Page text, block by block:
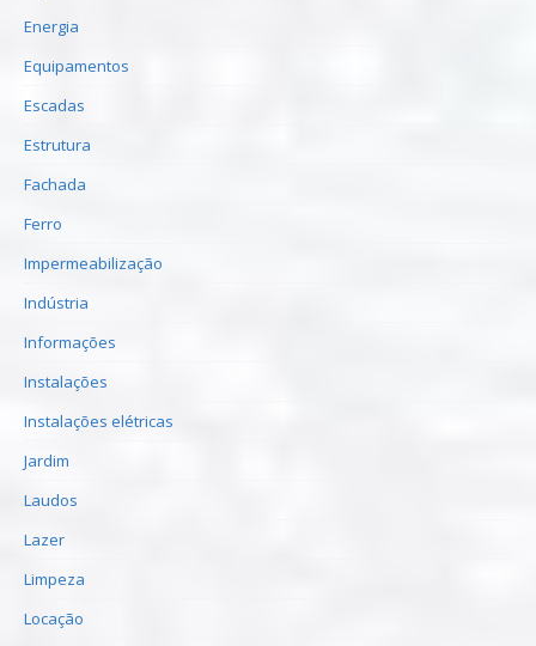
Energia
Equipamentos
Escadas
Estrutura
Fachada
Ferro
Impermeabilização
Indústria
Informações
Instalações
Instalações elétricas
Jardim
Laudos
Lazer
Limpeza
Locação